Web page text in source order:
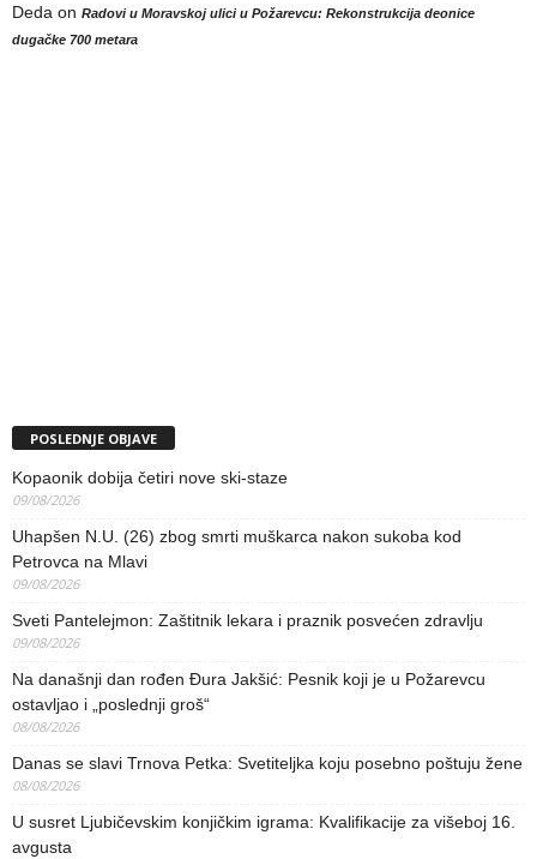
Deda on Radovi u Moravskoj ulici u Požarevcu: Rekonstrukcija deonice
dugačke 700 metara
POSLEDNJE OBJAVE
Kopaonik dobija četiri nove ski-staze
09/08/2026
Uhapšen N.U. (26) zbog smrti muškarca nakon sukoba kod
Petrovca na Mlavi
09/08/2026
Sveti Pantelejmon: Zaštitnik lekara i praznik posvećen zdravlju
09/08/2026
Na današnji dan rođen Đura Jakšić: Pesnik koji je u Požarevcu
ostavljao i „poslednji groš“
08/08/2026
Danas se slavi Trnova Petka: Svetiteljka koju posebno poštuju žene
08/08/2026
U susret Ljubičevskim konjičkim igrama: Kvalifikacije za višeboj 16.
avgusta